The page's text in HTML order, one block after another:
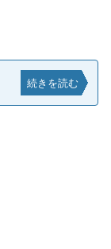
続きを読む